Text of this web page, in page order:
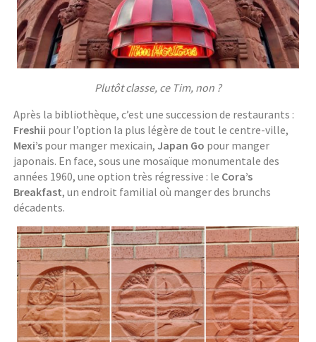
Plutôt classe, ce Tim, non ?
Après la bibliothèque, c’est une succession de restaurants :
Freshii pour l’option la plus légère de tout le centre-ville,
Mexi’s pour manger mexicain, Japan Go pour manger
japonais. En face, sous une mosaïque monumentale des
années 1960, une option très régressive : le Cora’s
Breakfast, un endroit familial où manger des brunchs
décadents.